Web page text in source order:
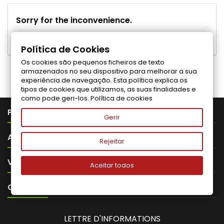
Sorry for the inconvenience.
Suivez-nous sur Facebook
PRODUTOS 
ABOUT VITALITA 
VOTRE COMPTE
CONTACT
LETTRE D'INFORMATIONS
Política de Cookies
Os cookies são pequenos ficheiros de texto
armazenados no seu dispositivo para melhorar a sua
experiência de navegação. Esta política explica os
tipos de cookies que utilizamos, as suas finalidades e
como pode geri-los.Política de cookies
Gerir
Rejeitar
Aceitar todos